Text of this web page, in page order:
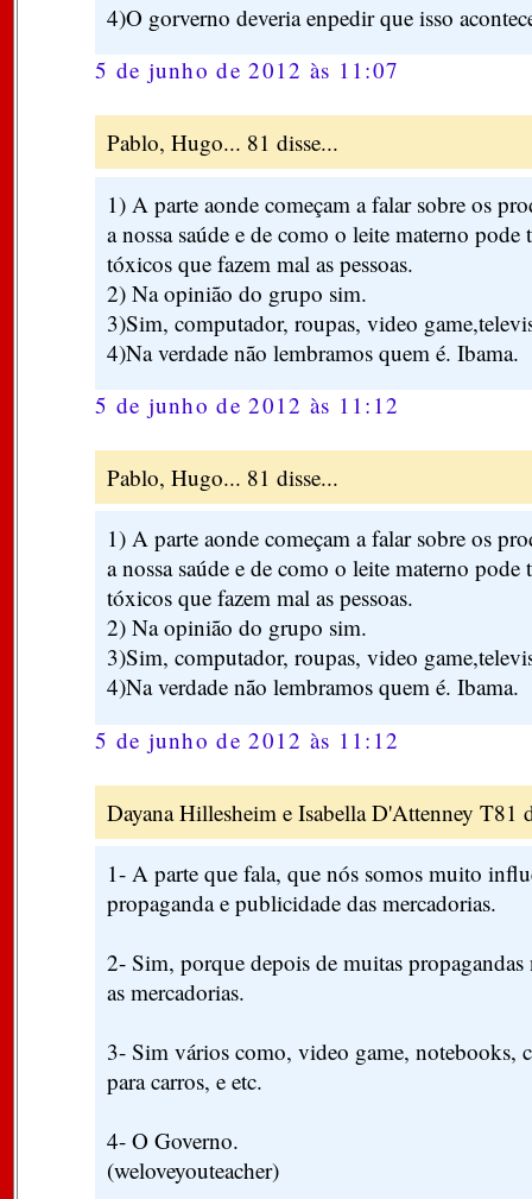
4)O gorverno deveria enpedir que isso
5 de junho de 2012 às 11:07
Pablo, Hugo... 81 disse...
1) A parte aonde começam a falar sobre os
a nossa saúde e de como o leite materno pode
tóxicos que fazem mal as pessoas.
2) Na opinião do grupo sim.
3)Sim, computador, roupas, video
4)Na verdade não lembramos quem é. Ibama.
5 de junho de 2012 às 11:12
Pablo, Hugo... 81 disse...
1) A parte aonde começam a falar sobre os
a nossa saúde e de como o leite materno pode
tóxicos que fazem mal as pessoas.
2) Na opinião do grupo sim.
3)Sim, computador, roupas, video
4)Na verdade não lembramos quem é. Ibama.
5 de junho de 2012 às 11:12
Dayana Hillesheim e Isabella D'Attenney T81
1- A parte que fala, que nós somos muito
propaganda e publicidade das mercadorias.
2- Sim, porque depois de muitas propagandas
as mercadorias.
3- Sim vários como, video game, notebooks,
para carros, e etc.
4- O Governo.
(weloveyouteacher)